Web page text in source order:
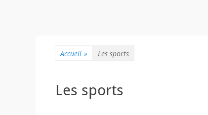
Accueil » Les sports
Les sports